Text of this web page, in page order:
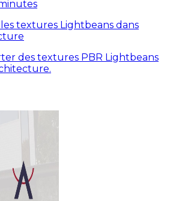
textures Lightbeans dans
des textures PBR Lightbeans